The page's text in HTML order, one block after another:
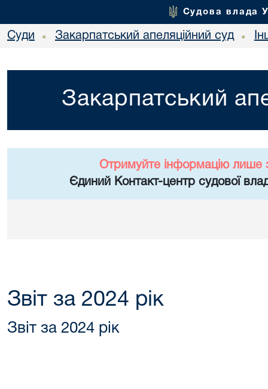
Судова влада
Суди • Закарпатський апеляційний суд •
Закарпатський
Отримуйте інформацію лише
Єдиний Контакт-центр судової
Звіт за 2024 рік
Звіт за 2024 рік